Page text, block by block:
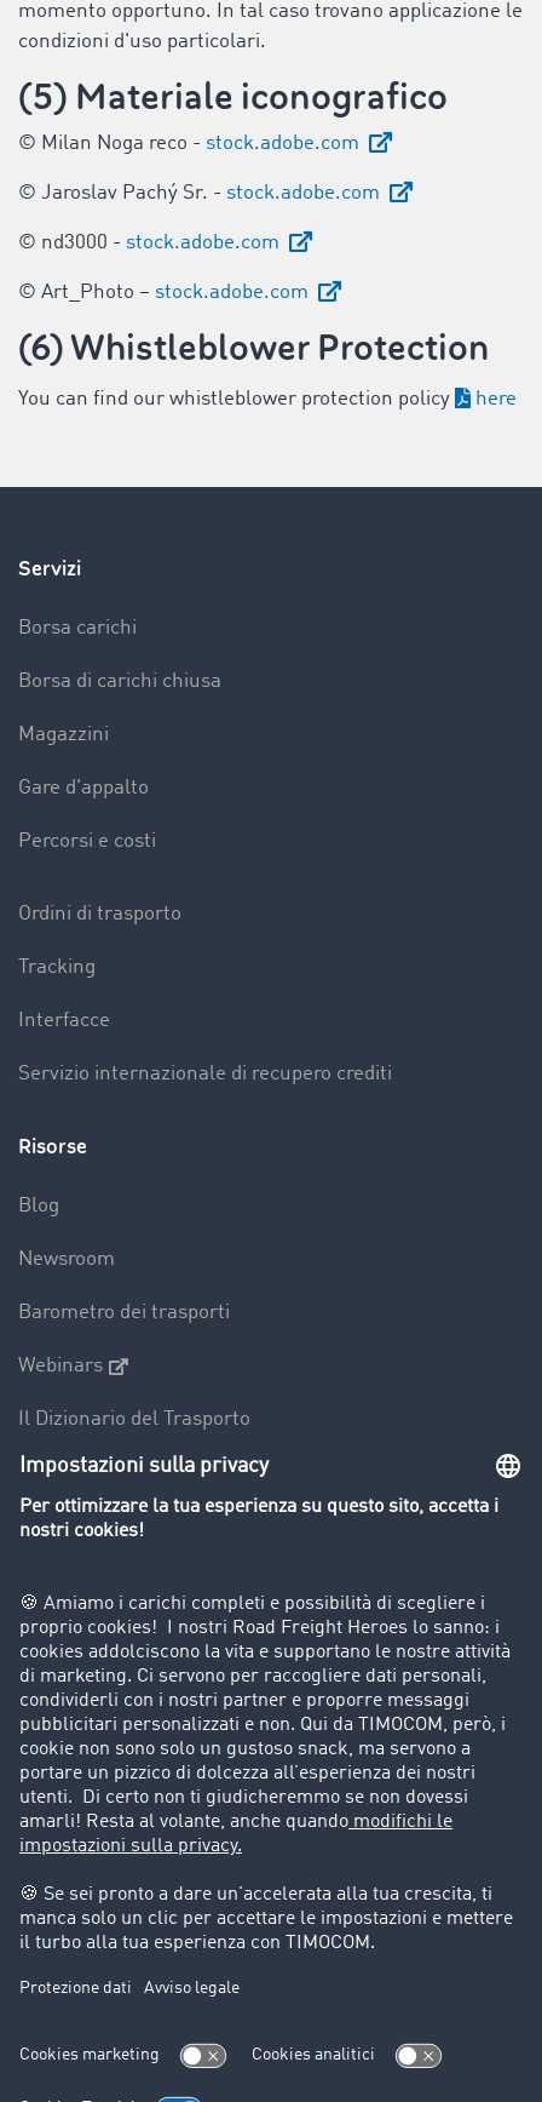
momento opportuno. In tal caso trovano applicazione le
condizioni d'uso particolari.
(5) Materiale iconografico
© Milan Noga reco - stock.adobe.com
© Jaroslav Pachý Sr. - stock.adobe.com
© nd3000 - stock.adobe.com
© Art_Photo – stock.adobe.com
(6) Whistleblower Protection
You can find our whistleblower protection policy here
Servizi
Borsa carichi
Borsa di carichi chiusa
Magazzini
Gare d'appalto
Percorsi e costi
Ordini di trasporto
Tracking
Interfacce
Servizio internazionale di recupero crediti
Risorse
Blog
Newsroom
Barometro dei trasporti
Webinars
Il Dizionario del Trasporto
Panoramica della borsa di carichi
Divieti di circolazione per mezzi pesanti
Azienda
Porta un nuovo cliente
Storie di successo
Informazioni legali
Note legali
Trattamento dei dati
Cookie-Einstellungen
Assistenza